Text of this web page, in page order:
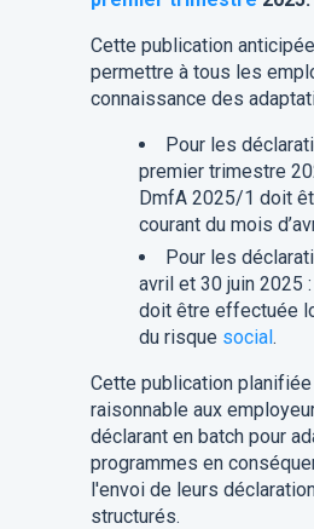
Cette publication
permettre à tous les
connaissance des
Pour les
premier trimestre
DmfA 2025/1 doit
courant du mois
Pour les
avril et 30 juin 2025
doit être effectuée
du risque social.
Cette publication
raisonnable aux
déclarant en batch pour
programmes en
l'envoi de leurs
structurés.